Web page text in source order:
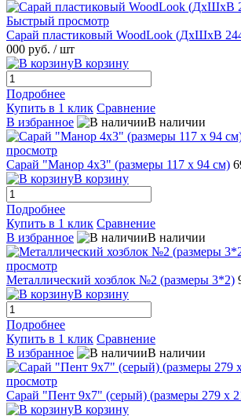
Быстрый просмотр
Сарай пластиковый WoodLook (ДхШхВ
000 руб. / шт
В корзину
Подробнее
Купить в 1 клик Сравнение
В избранное
В наличии
просмотр
Сарай "Манор 4х3" (размеры 117 х 94 см)
В корзину
Подробнее
Купить в 1 клик Сравнение
В избранное
В наличии
просмотр
Металлический хозблок №2 (размеры 3*2)
В корзину
Подробнее
Купить в 1 клик Сравнение
В избранное
В наличии
просмотр
Сарай "Пент 9х7" (серый) (размеры 279 х
В корзину